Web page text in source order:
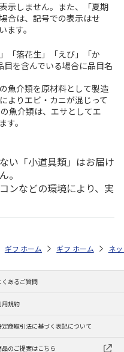
示しません。また、「夏期
合は、記号での表示はせ
す。
「落花生」「えび」「か
を含んでいる場合に品目名
魚介類を原材料として製造
よりエビ・カニが混じって
魚介類は、エサとしてエ
。
い「小道具類」はお届け
。
ンなどの環境により、実
ト特集 2026 ドリンク ＜
お中元・夏ギフト特集 2026
ギフトストア お中元・夏ギフト
ホーム ギフトストア お
ホーム ネ
くあるご質問
用規約
定商取引法に基づく表記について
品のご提案はこちら